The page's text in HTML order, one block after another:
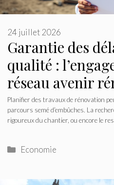
Garantie des
qualité :
réseau avenir
24 juillet 2026
Planifier des travaux de rénovation
parcours semé d’embûches. La
rigoureux du chantier, ou encore le
Catégories
Economie